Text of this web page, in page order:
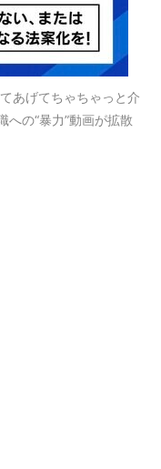
あげてちゃちゃっと介
への“暴力”動画が拡散